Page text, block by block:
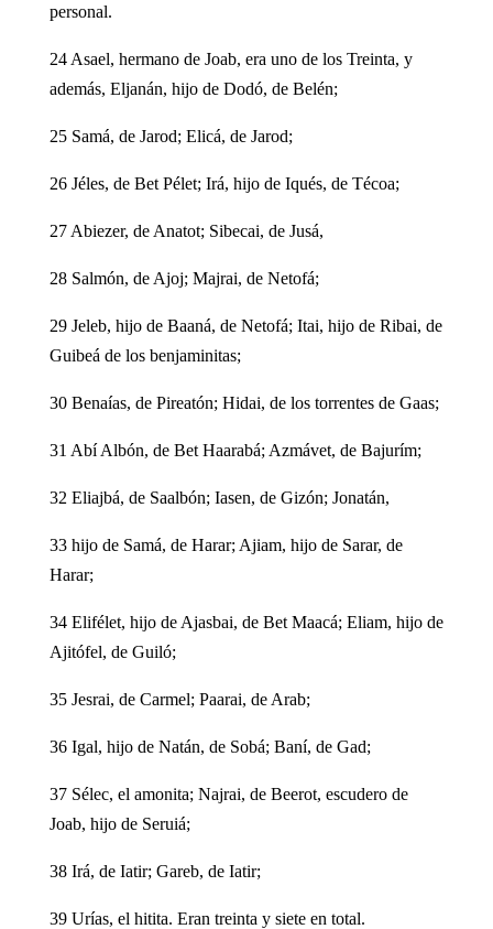
personal.
24 Asael, hermano de Joab, era uno de los Treinta, y
además, Eljanán, hijo de Dodó, de Belén;
25 Samá, de Jarod; Elicá, de Jarod;
26 Jéles, de Bet Pélet; Irá, hijo de Iqués, de Técoa;
27 Abiezer, de Anatot; Sibecai, de Jusá,
28 Salmón, de Ajoj; Majrai, de Netofá;
29 Jeleb, hijo de Baaná, de Netofá; Itai, hijo de Ribai, de
Guibeá de los benjaminitas;
30 Benaías, de Pireatón; Hidai, de los torrentes de Gaas;
31 Abí Albón, de Bet Haarabá; Azmávet, de Bajurím;
32 Eliajbá, de Saalbón; Iasen, de Gizón; Jonatán,
33 hijo de Samá, de Harar; Ajiam, hijo de Sarar, de
Harar;
34 Elifélet, hijo de Ajasbai, de Bet Maacá; Eliam, hijo de
Ajitófel, de Guiló;
35 Jesrai, de Carmel; Paarai, de Arab;
36 Igal, hijo de Natán, de Sobá; Baní, de Gad;
37 Sélec, el amonita; Najrai, de Beerot, escudero de
Joab, hijo de Seruiá;
38 Irá, de Iatir; Gareb, de Iatir;
39 Urías, el hitita. Eran treinta y siete en total.